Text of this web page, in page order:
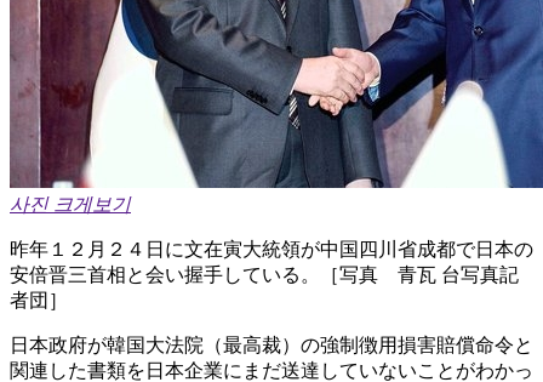
사진 크게보기
昨年１２月２４日に文在寅大統領が中国四川省成都で日本の
安倍晋三首相と会い握手している。［写真 青瓦 台写真記
者団］
日本政府が韓国大法院（最高裁）の強制徴用損害賠償命令と
関連した書類を日本企業にまだ送達していないことがわかっ